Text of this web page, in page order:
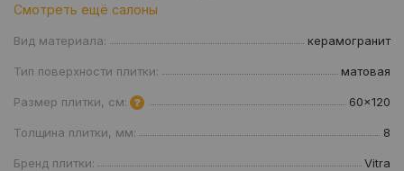
Смотреть ещё салоны
Вид материала: керамогранит
Тип поверхности плитки: матовая
Размер плитки, см: 60x120
Толщина плитки, мм: 8
Бренд плитки: Vitra